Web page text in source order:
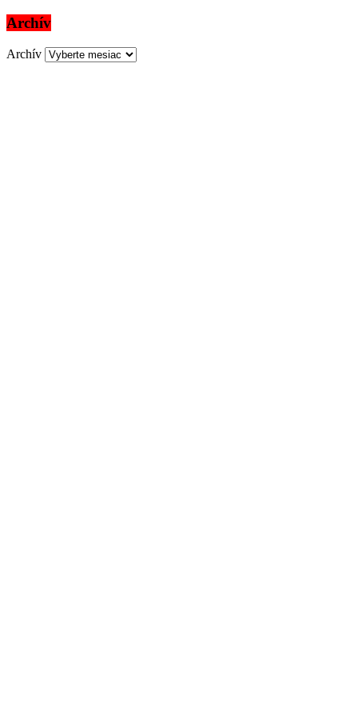
Archív
Archív